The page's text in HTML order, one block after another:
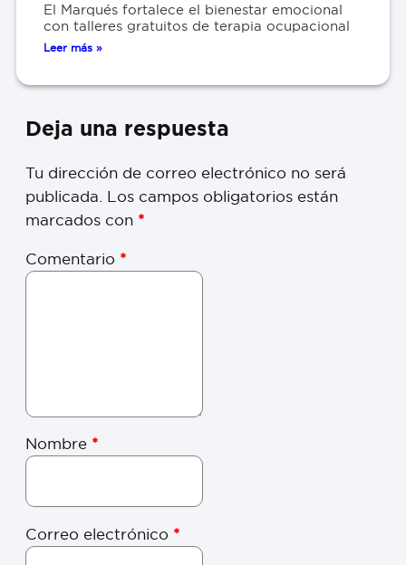
El Marqués fortalece el bienestar emocional
con talleres gratuitos de terapia ocupacional
Leer más »
Deja una respuesta
Tu dirección de correo electrónico no será
publicada. Los campos obligatorios están
marcados con *
Comentario *
Nombre *
Correo electrónico *